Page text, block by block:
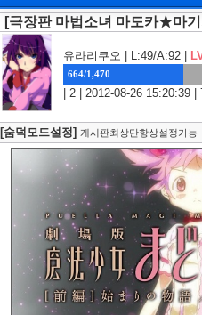
DB 뉴스
웹툰 이미지
[극장판 마법소녀 마도카★마
유라리쿠오 | L:49/A:92 |
664/1,470
| 2 | 2012-08-26 15:20:39 |
[숨덕모드설정] 게시판최상단항상설정가능